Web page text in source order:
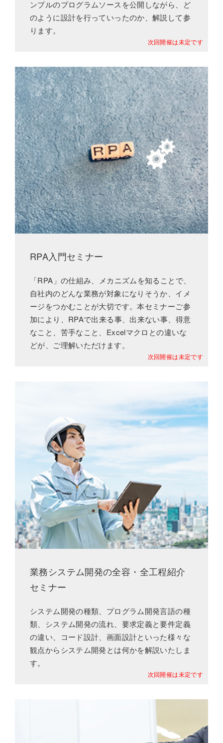
次回開催は未定です
ンプルのプログラムソースを公開しながら、ど
のように設計を行っていったのか、解説して参
ります。
次回開催は未定です
RPA入門セミナー
「RPA」の仕組み、メカニズムを知ることで、
自社内のどんな業務が対象になりそうか、イメ
ージをつかむことが大切です。本セミナーご参
加により、RPAで出来る事、出来ない事、得意
なこと、苦手なこと、Excelマクロとの違いな
どが、ご理解いただけます。
次回開催は未定です
業務システム開発の全容・全工程紹介
セミナー
システム開発の種類、プログラム開発言語の種
類、システム開発の流れ、要求定義と要件定義
の違い、コード設計、画面設計といった様々な
観点からシステム開発とは何かを解説いたしま
す。